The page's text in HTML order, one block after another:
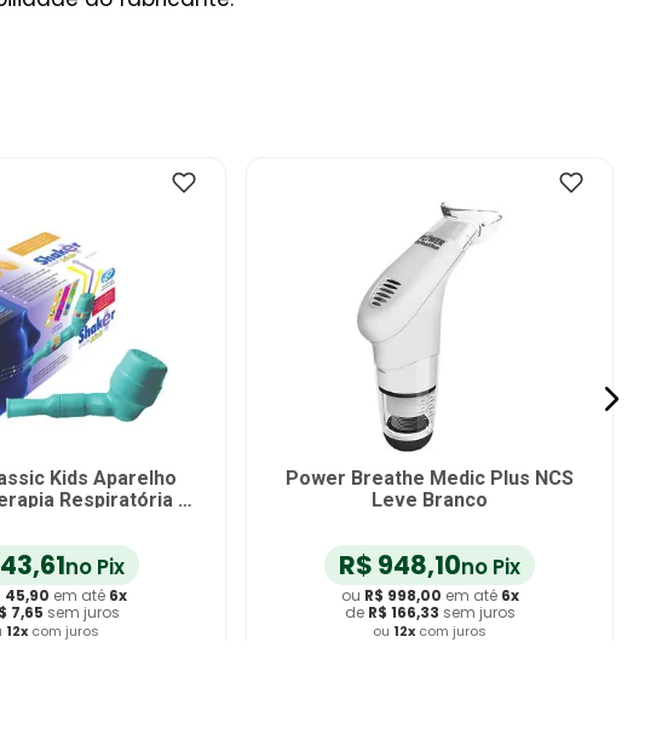
Breathe Classic NCS
Resistance Azul
R$721,91no Pix
R$ 759,90em até
R$126,65sem juros
ou 12x com juros
Respiron Easy NCS Aparelho
para Fisioterapia Respiratória
R$37,90 no Pix
ou R$ 39,90 em até
deR$6,65sem juros
ou 12x com juros